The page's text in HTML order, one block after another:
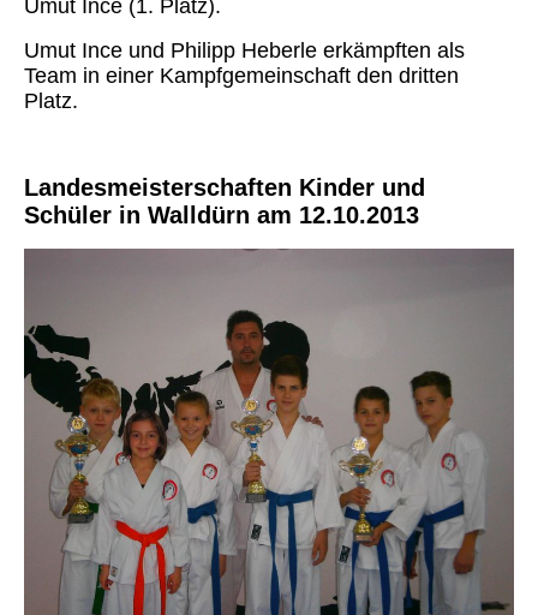
Umut Ince (1. Platz).
Umut Ince und Philipp Heberle erkämpften als
Team in einer Kampfgemeinschaft den dritten
Platz.
Landesmeisterschaften Kinder und
Schüler in Walldürn am 12.10.2013